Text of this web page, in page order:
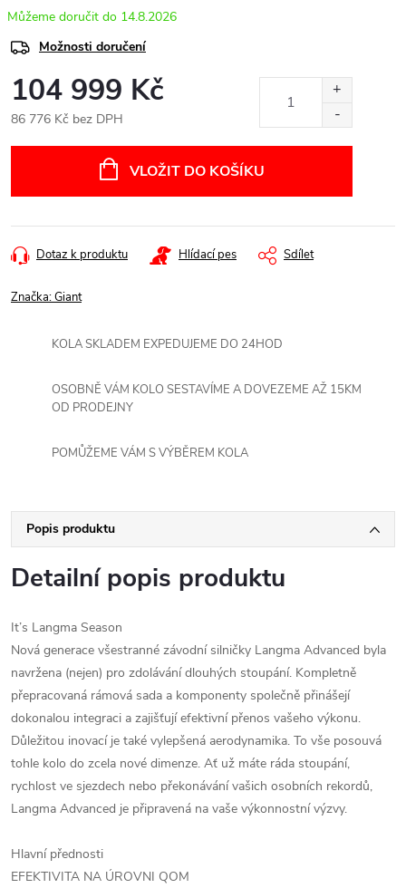
14.8.2026
Možnosti doručení
104 999 Kč
86 776 Kč bez DPH
VLOŽIT DO KOŠÍKU
Dotaz k produktu Hlídací pes Sdílet
Značka:Giant
KOLA SKLADEM EXPEDUJEME DO 24HOD
OSOBNĚ VÁM KOLO SESTAVÍME A DOVEZEME AŽ 15KM
OD PRODEJNY
POMŮŽEME VÁM S VÝBĚREM KOLA
Popis produktu
Detailní popis produktu
It’s Langma Season
Nová generace všestranné závodní silničky Langma Advanced byla
navržena (nejen) pro zdolávání dlouhých stoupání. Kompletně
přepracovaná rámová sada a komponenty společně přinášejí
dokonalou integraci a zajišťují efektivní přenos vašeho výkonu.
Důležitou inovací je také vylepšená aerodynamika. To vše posouvá
tohle kolo do zcela nové dimenze. Ať už máte ráda stoupání,
rychlost ve sjezdech nebo překonávání vašich osobních rekordů,
Langma Advanced je připravená na vaše výkonnostní výzvy.
Hlavní přednosti
EFEKTIVITA NA ÚROVNI QOM